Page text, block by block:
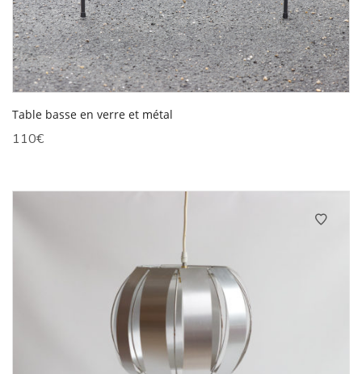
Table basse en verre et métal
110€